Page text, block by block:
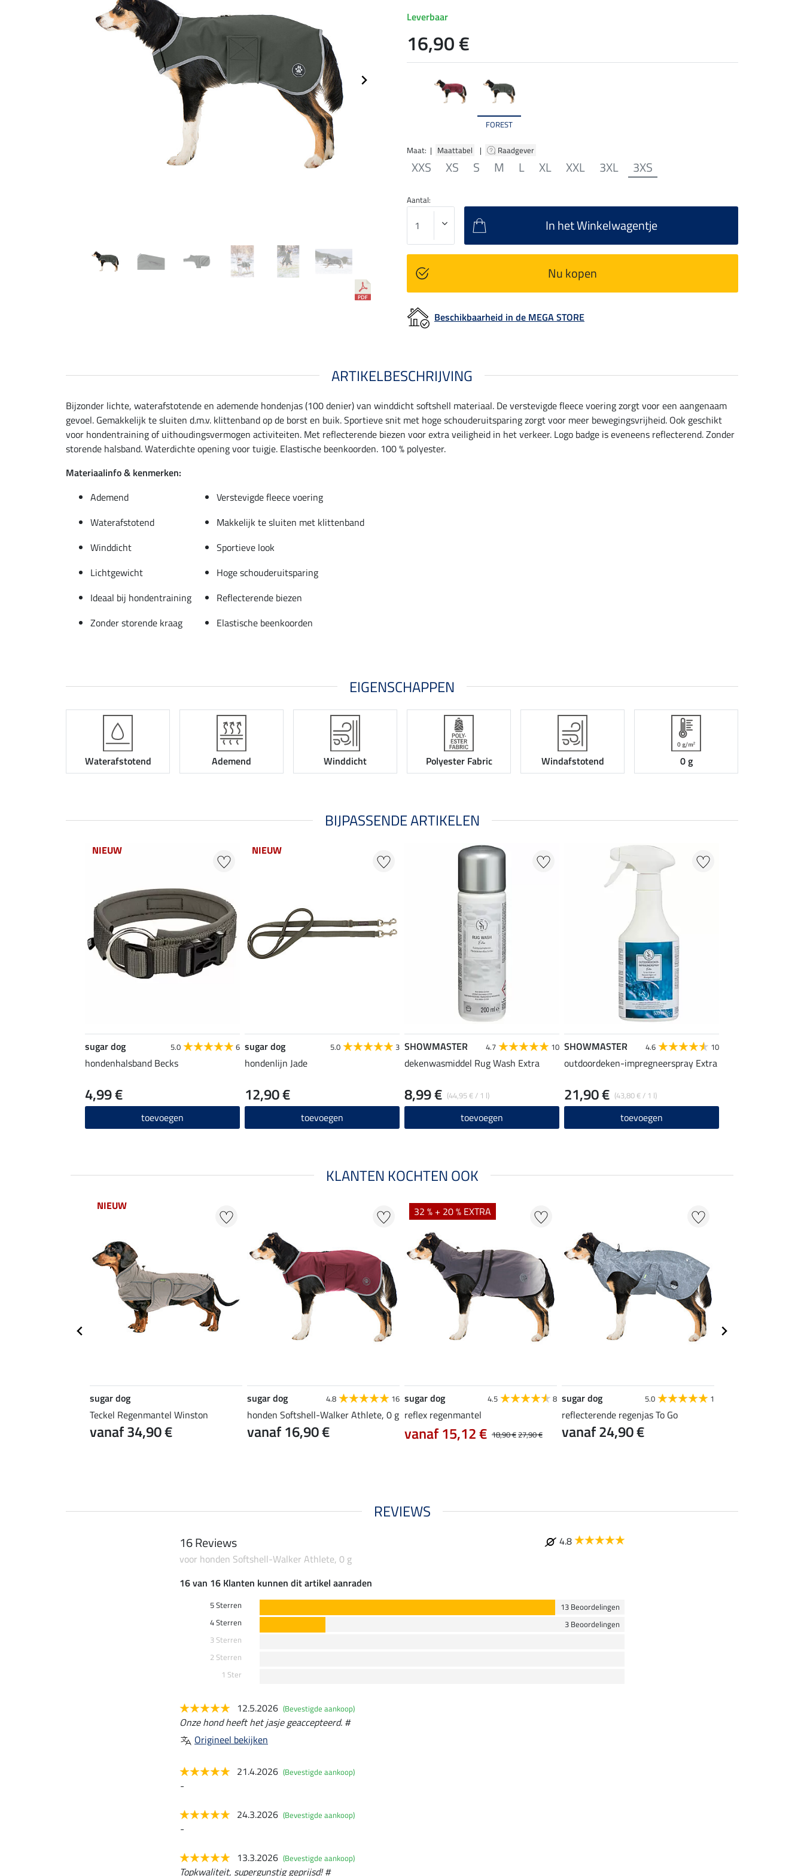
FOREST
Maat: | Maattabel | Raadgever
XXS XS S M L XL XXL 3XL 3XS
Leverbaar
16,90 €
Aantal:
In het Winkelwagentje
Nu kopen
Beschikbaarheid in de MEGA STORE
ARTIKELBESCHRIJVING
Bijzonder lichte, waterafstotende en ademende hondenjas (100 denier) van winddicht softshell materiaal. De verstevigde fleece voering zorgt voor een aangenaam
gevoel. Gemakkelijk te sluiten d.m.v. klittenband op de borst en buik. Sportieve snit met hoge schouderuitsparing zorgt voor meer bewegingsvrijheid. Ook geschikt
voor hondentraining of uithoudingsvermogen activiteiten. Met reflecterende biezen voor extra veiligheid in het verkeer. Logo badge is eveneens reflecterend. Zonder
storende halsband. Waterdichte opening voor tuigje. Elastische beenkoorden. 100 % polyester.
Materiaalinfo & kenmerken:
Ademend
Verstevigde fleece voering
Waterafstotend
Makkelijk te sluiten met klittenband
Winddicht
Sportieve look
Lichtgewicht
Hoge schouderuitsparing
Ideaal bij hondentraining
Reflecterende biezen
Zonder storende kraag
Elastische beenkoorden
EIGENSCHAPPEN
Waterafstotend Ademend Winddicht Polyester Fabric Windafstotend 0 g
BIJPASSENDE ARTIKELEN
NIEUW
sugar dog 5.0 6
hondenhalsband Becks
4,99 €
toevoegen
NIEUW
sugar dog 5.0 3
hondenlijn Jade
12,90 €
toevoegen
SHOWMASTER 4.7 10
dekenwasmiddel Rug Wash Extra
(44,95 € / 1 l)
8,99 €
toevoegen
SHOWMASTER 4.6 10
outdoordeken-impregneerspray Extra
(43,80 € / 1 l)
21,90 €
toevoegen
KLANTEN KOCHTEN OOK
NIEUW
sugar dog
Teckel Regenmantel Winston
vanaf 34,90 €
sugar dog 4.8 16
honden Softshell-Walker Athlete, 0 g
vanaf 16,90 €
32 % + 20 % EXTRA
sugar dog 4.5 8
reflex regenmantel
18,90 €27,90 €
vanaf 15,12 €
sugar dog 5.0 1
reflecterende regenjas To Go
vanaf 24,90 €
REVIEWS
16 Reviews
4.8
voor honden Softshell-Walker Athlete, 0 g
16 van 16 Klanten kunnen dit artikel aanraden
5 Sterren
13 Beoordelingen
4 Sterren
3 Beoordelingen
3 Sterren
2 Sterren
1 Ster
12.5.2026 (Bevestigde aankoop)
Onze hond heeft het jasje geaccepteerd. #
Origineel bekijken
21.4.2026 (Bevestigde aankoop)
-
24.3.2026 (Bevestigde aankoop)
-
13.3.2026 (Bevestigde aankoop)
Topkwaliteit, supergunstig geprijsd! #